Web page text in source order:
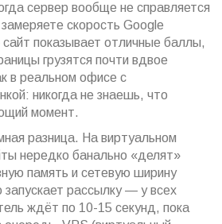
сервер вообще не справляется
скорость Google
показывает отличные баллы,
грузятся почти вдвое
в реальном офисе с
никогда не знаешь, что
момент.
разница. На виртуальном
нередко банально «делят»
память и сетевую ширину
рассылку — у всех
ждёт по 10-15 секунд, пока